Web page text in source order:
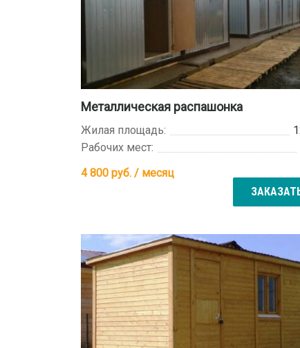
Металлическая распашонка
Жилая площадь:
Рабочих мест:
4 800 руб. / месяц